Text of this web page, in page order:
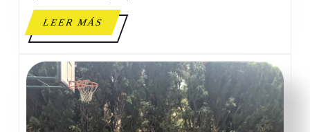
LEER MÁSLEER
MÁS